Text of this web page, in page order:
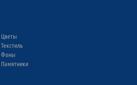
Цветы
Текстиль
Фоны
Памятники